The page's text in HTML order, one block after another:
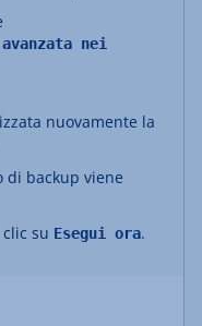
nei
nuovamente la
di backup viene
su Esegui ora.